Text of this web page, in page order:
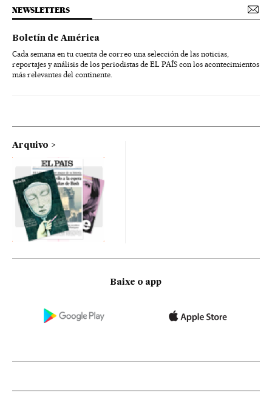
NEWSLETTERS
Boletín de América
Cada semana en tu cuenta de correo una selección de las noticias,
reportajes y análisis de los periodistas de EL PAÍS con los acontecimientos
más relevantes del continente.
Arquivo
Baixe o app